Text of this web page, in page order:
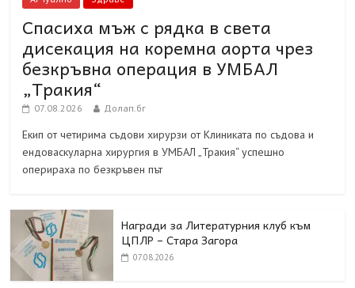
Спасиха мъж с рядка в света
дисекация на коремна аорта чрез
безкръвна операция в УМБАЛ
„Тракия“
07.08.2026 Долап.бг
Екип от четирима съдови хирурзи от Клиниката по съдова и
ендоваскуларна хирургия в УМБАЛ „Тракия“ успешно
оперираха по безкръвен път
Награди за Литературния клуб към
ЦПЛР – Стара Загора
07.08.2026